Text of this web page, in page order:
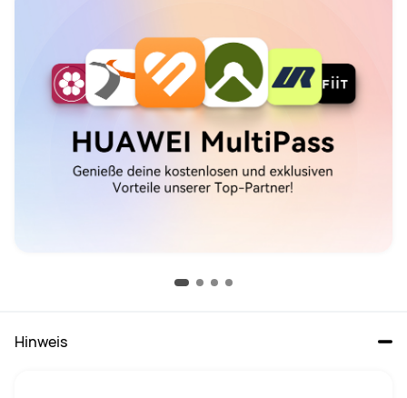
Hinweis